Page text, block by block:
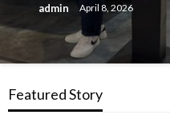
admin April 8, 2026
Featured Story